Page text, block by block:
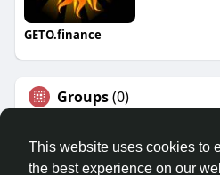
This website uses cookies to
the best experience on our
GETO.finance
Groups(0)